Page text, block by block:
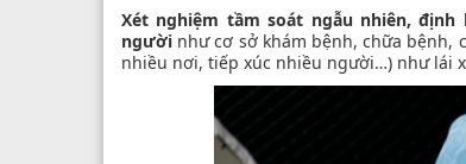
Xét nghiệm tầm soát ngẫu nhiên, định
người như cơ sở khám bệnh, chữa bệnh,
nhiều nơi, tiếp xúc nhiều người…) như lái